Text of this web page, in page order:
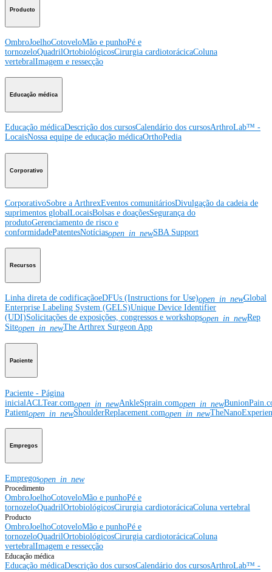
Producto
OmbroJoelhoCotoveloMão e punhoPé e
tornozeloQuadrilOrtobiológicosCirurgia cardiotorácicaColuna
vertebralImagem e ressecção
Educação médica
Educação médicaDescrição dos cursosCalendário dos cursosArthroLab™ -
LocaisNossa equipe de educação médicaOrthoPedia
Corporativo
CorporativoSobre a ArthrexEventos comunitáriosDivulgação da cadeia de
suprimentos globalLocaisBolsas e doaçõesSegurança do
produtoGerenciamento de risco e
conformidadePatentesNotíciasopen_in_newSBA Support
Recursos
Linha direta de codificaçãoeDFUs (Instructions for Use)open_in_newGlobal
Enterprise Labeling System (GELS)Unique Device Identifier
(UDI)Solicitações de exposições, congressos e workshopsopen_in_newRep
Siteopen_in_newThe Arthrex Surgeon App
Paciente
Paciente - Página
inicial ACLTear.comopen_in_newAnkleSprain.comopen_in_new
Patientopen_in_newShoulderReplacement.comopen_in_new
Empregos
Empregosopen_in_new
Procedimento
OmbroJoelhoCotoveloMão e punhoPé e
tornozeloQuadrilOrtobiológicosCirurgia cardiotorácicaColuna vertebral
Producto
OmbroJoelhoCotoveloMão e punhoPé e
tornozeloQuadrilOrtobiológicosCirurgia cardiotorácicaColuna
vertebralImagem e ressecção
Educação médica
Educação médicaDescrição dos cursosCalendário dos cursosArthroLab™ -